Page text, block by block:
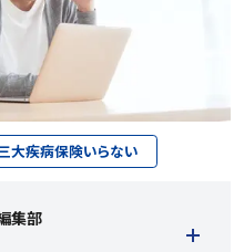
大疾病保険いらない
集部